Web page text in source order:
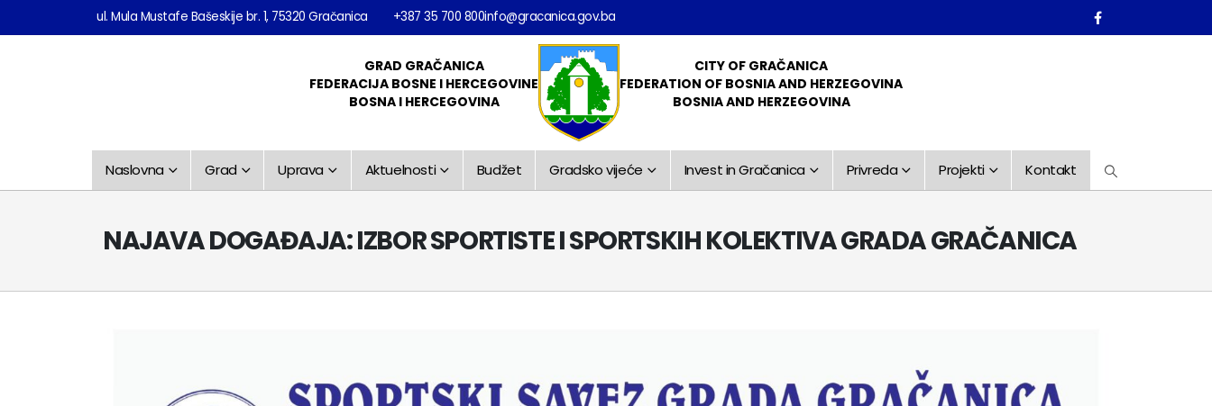
ul. Mula Mustafe Bašeskije br. 1, 75320 Gračanica +387 35 700 800info@gracanica.gov.ba
GRAD GRAČANICA
FEDERACIJA BOSNE I HERCEGOVINE
BOSNA I HERCEGOVINA
CITY OF GRAČANICA
FEDERATION OF BOSNIA AND HERZEGOVINA
BOSNIA AND HERZEGOVINA
Naslovna Grad Uprava Aktuelnosti Budžet Gradsko vijeće Invest in Gračanica Privreda Projekti Kontakt
NAJAVA DOGAĐAJA: IZBOR SPORTISTE I SPORTSKIH KOLEKTIVA GRADA GRAČANICA